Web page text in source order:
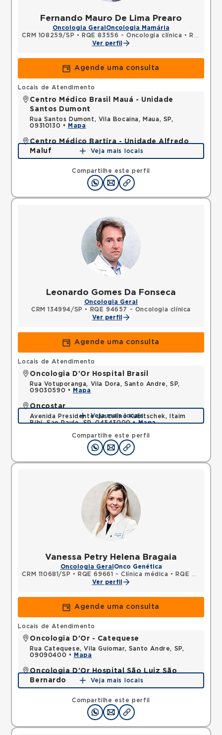
Fernando Mauro De Lima Prearo
Oncologia Geral Oncologia Mamária
CRM 108259/SP • RQE 83556 - Oncologia clínica •
RQE 83557 - Clínica médica
Ver perfil
Agende uma consulta
Compartilhe este perfil
Locais de Atendimento
Centro Médico Brasil Mauá - Unidade
Santos Dumont
Rua Santos Dumont, Vila Bocaina, Maua, SP,
09310130 •
Mapa
Centro Médico Bartira - Unidade Alfredo
Maluf
Avenida Alfredo Maluf, Jardim Santo Antonio,
Santo Andre, SP, 09240410 •
Mapa
Veja mais locais
Leonardo Gomes Da Fonseca
Oncologia Geral
CRM 134994/SP •
RQE 94657 - Oncologia clínica
Ver perfil
Agende uma consulta
Compartilhe este perfil
Locais de Atendimento
Oncologia D'Or Hospital Brasil
Rua Votuporanga, Vila Dora, Santo Andre, SP,
09030590 •
Mapa
Oncostar
Avenida Presidente Juscelino Kubitschek, Itaim
Bibi, Sao Paulo, SP, 04543000 •Mapa
Veja mais locais
Vanessa Petry Helena Bragaia
Oncologia Geral Onco Genética
CRM 110681/SP • RQE 69661 - Clínica médica •
RQE 69662 - Oncologia clínica
Ver perfil
Agende uma consulta
Compartilhe este perfil
Locais de Atendimento
Oncologia D'Or - Catequese
Rua Catequese, Vila Guiomar, Santo Andre, SP,
09090400 •
Mapa
Oncologia D'Or Hospital São Luiz São
Bernardo
Avenida Joao Firmino, Assuncao, Sao Bernardo do
Campo, SP, 09810250 •
Mapa
Veja mais locais